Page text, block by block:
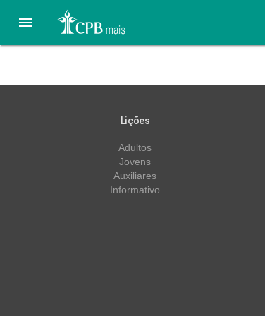

Lições
Adultos
Jovens
Auxiliares
Informativo